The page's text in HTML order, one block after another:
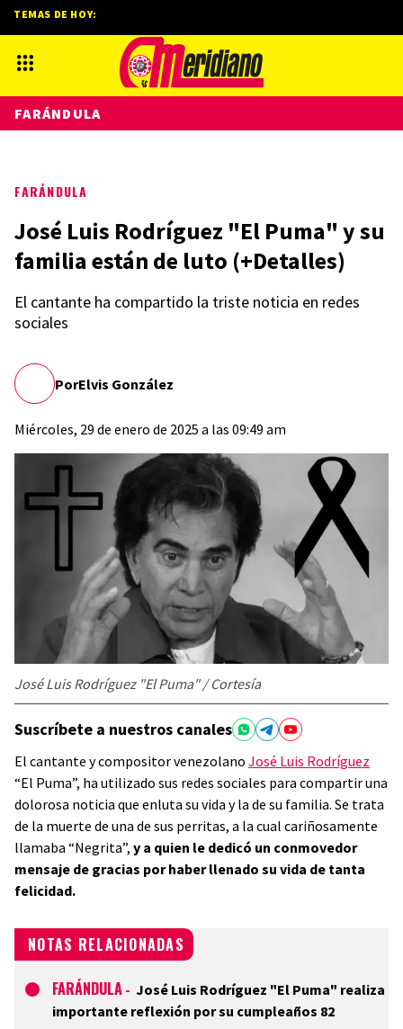
FARÁNDULA
José Luis Rodríguez "El Puma" y su
familia están de luto (+Detalles)
El cantante ha compartido la triste noticia en redes
sociales
PorElvis González
Miércoles, 29 de enero de 2025 a las 09:49 am
José Luis Rodríguez "El Puma" / Cortesía
Suscríbete a nuestros canales
El cantante y compositor venezolano José Luis Rodríguez
“El Puma”, ha utilizado sus redes sociales para compartir una
dolorosa noticia que enluta su vida y la de su familia. Se trata
de la muerte de una de sus perritas, a la cual cariñosamente
llamaba “Negrita”, y a quien le dedicó un conmovedor
mensaje de gracias por haber llenado su vida de tanta
felicidad.
NOTAS RELACIONADAS
FARÁNDULA - José Luis Rodríguez "El Puma" realiza
importante reflexión por su cumpleaños 82
TEMAS DE HOY:
FARÁNDULA